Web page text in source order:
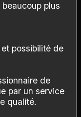
plus
possibilité de
de
par un service
qualité.